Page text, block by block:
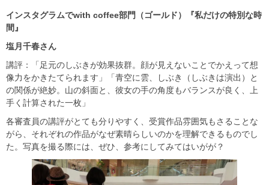
インスタグラムでwith coffee部門（ゴールド）『私だけの特別な時
間』
塩月千春さん
講評：「足元のしぶきが効果抜群。顔が見えないことでかえって想
像力をかきたてられます」「青空に雲、しぶき（しぶきは演出）と
の関係が絶妙。山の斜面と、彼女の手の角度もバランスが良く、上
手く計算された一枚」
各審査員の講評がとても分りやすく、受賞作品雰囲気もさることな
がら、それぞれの作品がなぜ素晴らしいのかを理解できるものでし
た。写真を撮る際には、ぜひ、参考にしてみてはいがが？